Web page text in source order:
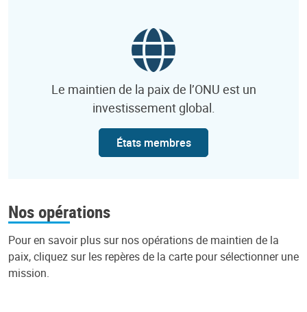
Le maintien de la paix de l’ONU est un
investissement global.
États membres
Nos opérations
Pour en savoir plus sur nos opérations de maintien de la
paix, cliquez sur les repères de la carte pour sélectionner une
mission.